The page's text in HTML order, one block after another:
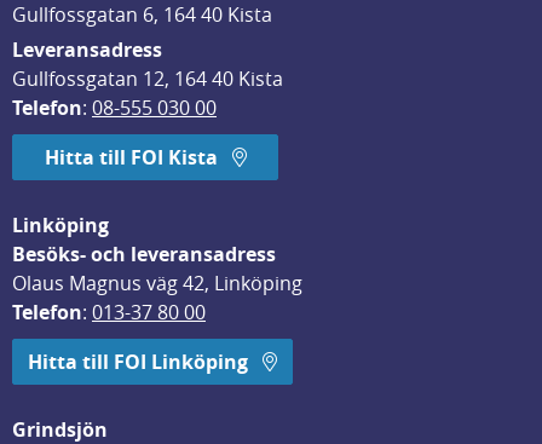
Gullfossgatan 6, 164 40 Kista
Leveransadress
Gullfossgatan 12, 164 40 Kista
Telefon: 08-555 030 00
Hitta till FOI Kista
Linköping
Besöks- och leveransadress
Olaus Magnus väg 42, Linköping
Telefon: 013-37 80 00
Hitta till FOI Linköping
Grindsjön